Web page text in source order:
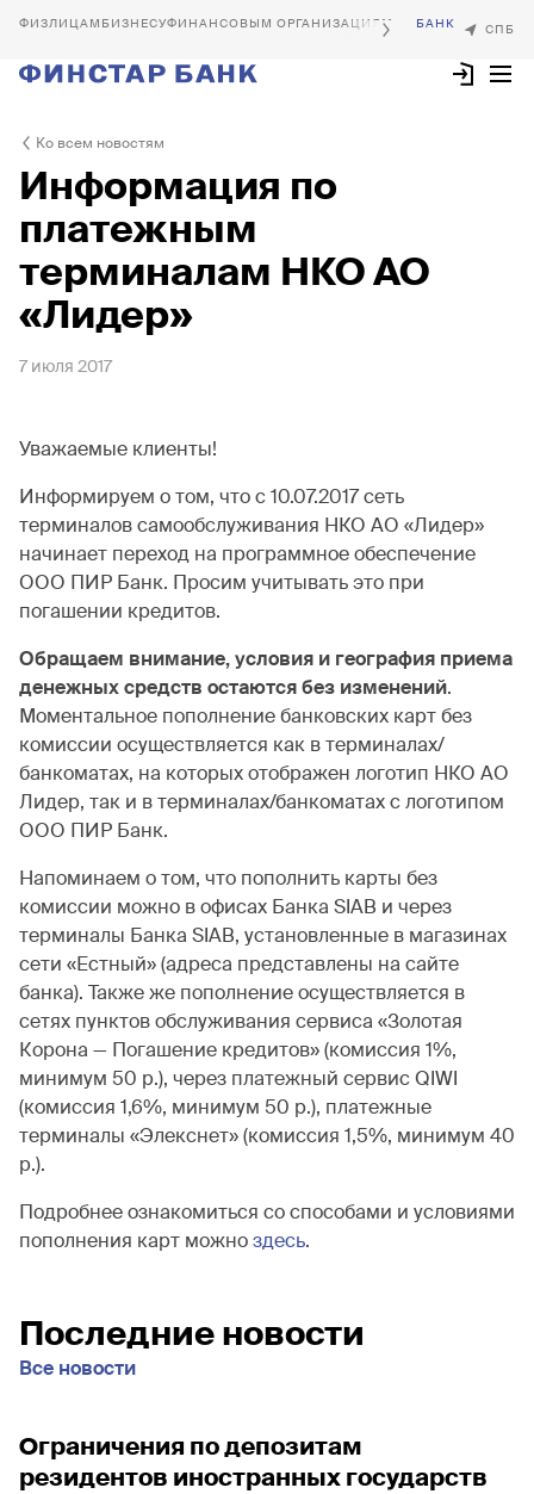
БИЗНЕСУФИНАНСОВЫМ ОРГАНИЗАЦИЯМ
Ко всем новостям
Информация по
платежным
терминалам НКО АО
«Лидер»
7 июля 2017
Уважаемые клиенты!
Информируем о том, что с 10.07.2017 сеть
терминалов самообслуживания НКО АО «Лидер»
начинает переход на программное обеспечение
ООО ПИР Банк. Просим учитывать это при
погашении кредитов.
Обращаем внимание, условия и география приема
денежных средств остаются без изменений.
Моментальное пополнение банковских карт без
комиссии осуществляется как в терминалах/
банкоматах, на которых отображен логотип НКО АО
Лидер, так и в терминалах/банкоматах с логотипом
ООО ПИР Банк.
Напоминаем о том, что пополнить карты без
комиссии можно в офисах Банка SIAB и через
терминалы Банка SIAB, установленные в магазинах
сети «Естный» (адреса представлены на сайте
банка). Также же пополнение осуществляется в
сетях пунктов обслуживания сервиса «Золотая
Корона — Погашение кредитов» (комиссия 1%,
минимум 50 р.), через платежный сервис QIWI
(комиссия 1,6%, минимум 50 р.), платежные
терминалы «Элекснет» (комиссия 1,5%, минимум 40
р.).
Подробнее ознакомиться со способами и условиями
пополнения карт можноздесь.
Последние новости
Все новости
Ограничения по депозитам
резидентов иностранных государств